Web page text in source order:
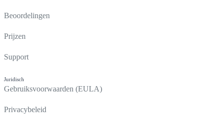
Beoordelingen
Prijzen
Support
Juridisch
Gebruiksvoorwaarden (EULA)
Privacybeleid